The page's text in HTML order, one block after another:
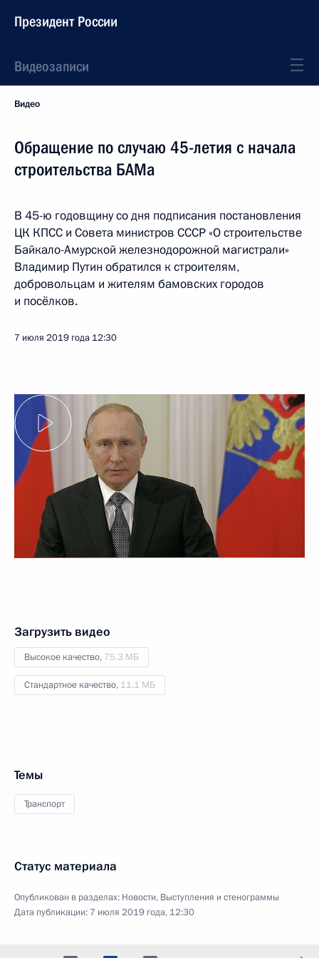
Президент России
Видеозаписи
Видео
Обращение по случаю 45-летия с начала
строительства БАМа
В 45-ю годовщину со дня подписания постановления
ЦК КПСС и Совета министров СССР «О строительстве
Байкало-Амурской железнодорожной магистрали»
Владимир Путин обратился к строителям,
добровольцам и жителям бамовских городов
и посёлков.
7 июля 2019 года 12:30
Загрузить видео
Высокое качество, 75.3 МБ
Стандартное качество, 11.1 МБ
Темы
Транспорт
Статус материала
Опубликован в разделах: Новости, Выступления и стенограммы
Дата публикации: 7 июля 2019 года, 12:30